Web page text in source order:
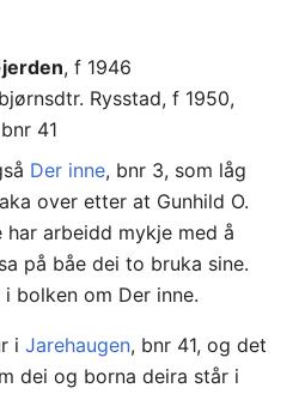
, f 1946
Rysstad, f 1950,
41
Der inne, bnr 3, som låg
over etter at Gunhild O.
arbeidd mykje med å
på båe dei to bruka sine.
bolken om Der inne.
i Jarehaugen, bnr 41, og det
dei og borna deira står i